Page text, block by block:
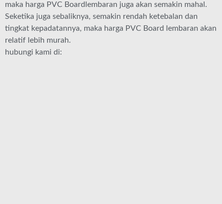
maka harga PVC Boardlembaran juga akan semakin mahal.
Seketika juga sebaliknya, semakin rendah ketebalan dan
tingkat kepadatannya, maka harga PVC Board lembaran akan
relatif lebih murah.
hubungi kami di: